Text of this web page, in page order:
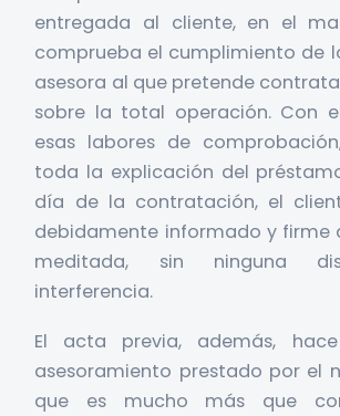
entregada al cliente, en el
comprueba el cumplimiento de
asesora al que pretende
sobre la total operación. Con
esas labores de
toda la explicación del
día de la contratación, el
debidamente informado y firme
meditada, sin ninguna
interferencia.
El acta previa, además,
asesoramiento prestado por el
que es mucho más que